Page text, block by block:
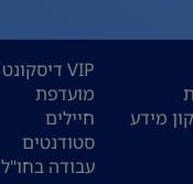
מידע
VIP דיסקונט
מועדפת
חיילים
סטודנטים
עבודה בחו"ל